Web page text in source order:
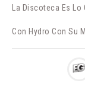
La Discoteca Es
Con Hydro Con Su